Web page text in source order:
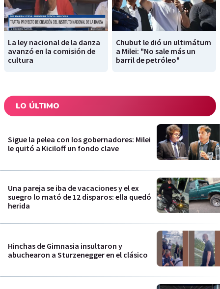
La ley nacional de la danza
avanzó en la comisión de
cultura
Chubut le dió un ultimátum
a Milei: "No sale más un
barril de petróleo"
LO ÚLTIMO
Sigue la pelea con los gobernadores: Milei
le quitó a Kiciloff un fondo clave
Una pareja se iba de vacaciones y el ex
suegro lo mató de 12 disparos: ella quedó
herida
Hinchas de Gimnasia insultaron y
abuchearon a Sturzenegger en el clásico